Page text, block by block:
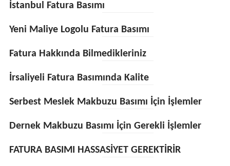
İstanbul Fatura Basımı
Yeni Maliye Logolu Fatura Basımı
Fatura Hakkında Bilmedikleriniz
İrsaliyeli Fatura Basımında Kalite
Serbest Meslek Makbuzu Basımı İçin İşlemler
Dernek Makbuzu Basımı İçin Gerekli İşlemler
FATURA BASIMI HASSASİYET GEREKTİRİR